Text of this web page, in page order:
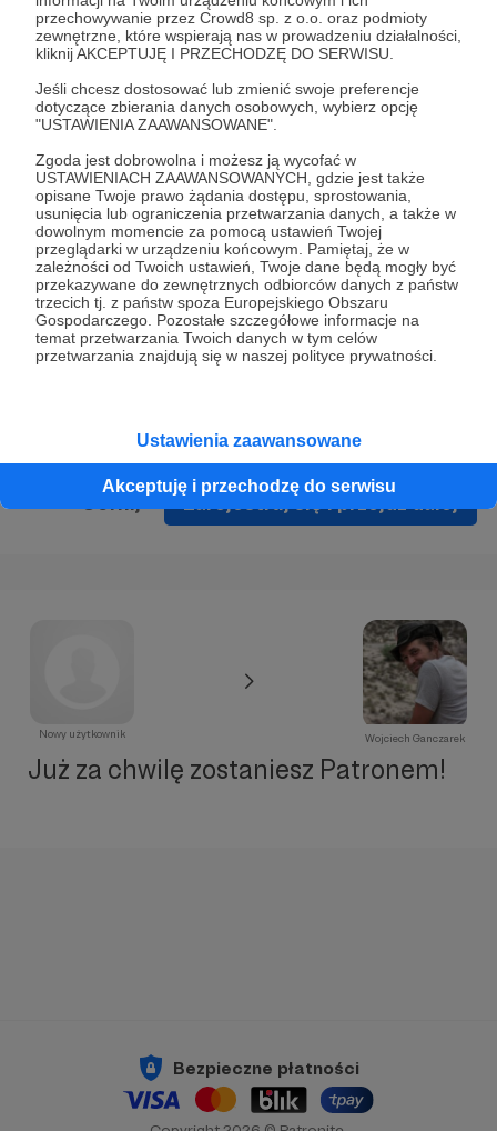
przechowywanie przez Crowd8 sp. z o.o. oraz podmioty
zewnętrzne, które wspierają nas w prowadzeniu działalności,
kliknij AKCEPTUJĘ I PRZECHODZĘ DO SERWISU.
Jeśli chcesz dostosować lub zmienić swoje preferencje
dotyczące zbierania danych osobowych, wybierz opcję
"USTAWIENIA ZAAWANSOWANE".
Zgoda jest dobrowolna i możesz ją wycofać w
USTAWIENIACH ZAAWANSOWANYCH, gdzie jest także
opisane Twoje prawo żądania dostępu, sprostowania,
usunięcia lub ograniczenia przetwarzania danych, a także w
dowolnym momencie za pomocą ustawień Twojej
przeglądarki w urządzeniu końcowym. Pamiętaj, że w
zależności od Twoich ustawień, Twoje dane będą mogły być
przekazywane do zewnętrznych odbiorców danych z państw
trzecich tj. z państw spoza Europejskiego Obszaru
Gospodarczego. Pozostałe szczegółowe informacje na
temat przetwarzania Twoich danych w tym celów
przetwarzania znajdują się w naszej polityce prywatności.
Ustawienia zaawansowane
Akceptuję i przechodzę do serwisu
* Zapoznałem się i akceptujęRegulaminserwisu oraz
* Wyrażam zgodę na przetwarzanie moich danych
osobowych podanych w formularzu rejestracyjnym w celu
prawidłowego świadczenia usług serwisu Patronite.
Wyrażam zgodę na otrzymywanie drogą elektroniczną
informacji handlowych - newslettera. Opcja ta może zostać
zmieniona w ustawieniach konta.
Zarejestruj się i przejdź dalej
Nowy użytkownik Wojciech Ganczarek
Już za chwilę zostaniesz Patronem!
Bezpieczne płatności